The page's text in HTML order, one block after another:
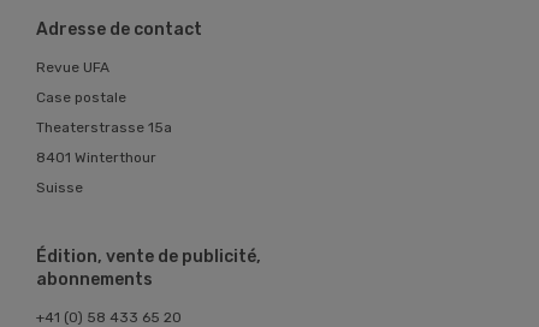
Adresse de contact
Revue UFA
Case postale
Theaterstrasse 15a
8401 Winterthour
Suisse
Édition, vente de publicité,
abonnements
+41 (0) 58 433 65 20